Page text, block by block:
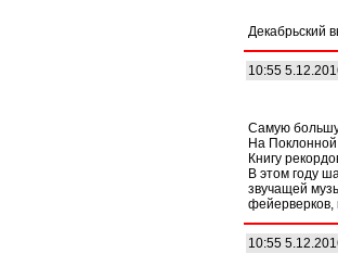
Декабрьский
10:55
Самую
На
Книгу
В этом году
звучащей
фейерверков,
10:55